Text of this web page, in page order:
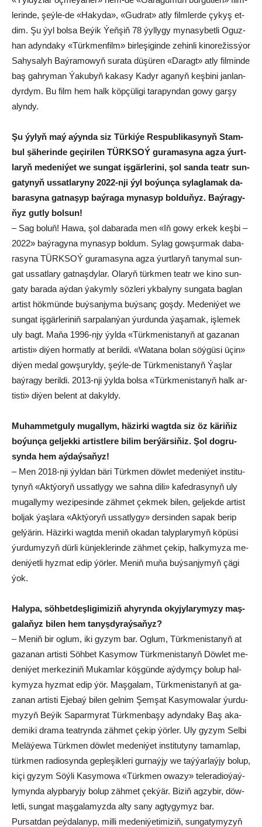
le­rin­de, şeý­le-de «Ha­ky­da», «Gud­rat» at­ly film­ler­de çy­kyş et­
dim. Şu ýyl bol­sa Be­ýik Ýeň­şiň 78 ýyl­ly­gy my­na­sy­bet­li Oguz­
han adyn­da­ky «Türk­men­film» bir­le­şi­gin­de ze­hin­li ki­no­re­žiss­ýor
Sa­hy­sa­lyh Baý­ra­mo­wyň su­ra­ta dü­şü­ren «Da­ragt» at­ly fil­min­de
baş gah­ry­man Ýa­ku­byň ka­ka­sy Ka­dyr aga­nyň keş­bi­ni jan­lan­
dyr­dym. Bu film hem halk köp­çü­li­gi ta­ra­pyn­dan go­wy gar­şy
alyn­dy.
Şu ýy­lyň maý aýyn­da siz Tür­ki­ýe Res­pub­li­ka­sy­nyň Stam­
bul şä­he­rin­de ge­çi­ri­len TÜRK­SOÝ gu­ra­ma­sy­na ag­za ýurt­
la­ryň me­de­ni­ýet we sun­gat iş­gär­le­ri­ni, şol san­da teatr sun­
ga­ty­nyň us­sat­la­ry­ny 2022-nji ýyl bo­ýun­ça sy­lag­la­mak da­
ba­ra­sy­na gat­na­şyp baý­ra­ga my­na­syp bol­du­ňyz. Baý­ra­gy­
ňyz gut­ly bol­sun!
– Sag bo­luň! Ha­wa, şol da­ba­ra­da men «Iň go­wy er­kek keş­bi –
2022» baý­ra­gy­na my­na­syp bol­dum. Sy­lag gow­şur­mak da­ba­
ra­sy­na TÜRK­SOÝ gu­ra­ma­sy­na ag­za ýurt­la­ryň ta­ny­mal sun­
gat us­sat­la­ry gat­naş­dy­lar. Ola­ryň türk­men teatr we ki­no sun­
ga­ty ba­ra­da aý­dan ýa­kym­ly söz­le­ri yk­ba­ly­ny sun­ga­ta bag­lan
ar­tist hök­mün­de buý­san­jy­ma buý­sanç goş­dy. Me­de­ni­ýet we
sun­gat iş­gär­le­ri­niň sar­pa­lan­ýan ýur­dun­da ýa­şa­mak, iş­le­mek
uly bagt. Ma­ňa 1996-njy ýyl­da «Türk­me­nis­ta­nyň at ga­za­nan
ar­tis­ti» di­ýen hor­mat­ly at be­ril­di. «Wa­ta­na bo­lan söý­gü­si üçin»
di­ýen me­dal gow­şu­ryl­dy, şeý­le-de Türk­me­nis­ta­nyň Ýaş­lar
baý­ra­gy be­ril­di. 2013-nji ýyl­da bol­sa «Türk­me­nis­ta­nyň halk ar­
tis­ti» di­ýen be­lent at da­kyl­dy.
Mu­ham­met­gu­ly mu­gal­lym, hä­zir­ki wagt­da siz öz kä­ri­ňiz
bo­ýun­ça gel­jek­ki ar­tist­le­re bi­lim ber­ýär­si­ňiz. Şol dog­ru­
syn­da hem aý­daý­sa­ňyz!
– Men 2018-nji ýyl­dan bä­ri Türk­men döw­let me­de­ni­ýet ins­ti­tu­
ty­nyň «Akt­ýo­ryň us­sat­ly­gy we sah­na di­li» ka­fed­ra­sy­nyň uly
mu­gal­ly­my we­zi­pe­sin­de zäh­met çek­mek bi­len, gel­jek­de ar­tist
bol­jak ýaş­la­ra «Akt­ýo­ryň us­sat­ly­gy» der­sin­den sa­pak be­rip
gel­ýä­rin. Hä­zir­ki wagt­da me­niň oka­dan ta­lyp­la­ry­myň kö­pü­si
ýur­du­my­zyň dür­li kün­jek­le­rin­de zäh­met çe­kip, hal­ky­my­za me­
de­ni­ýet­li hyz­mat edip ýör­ler. Me­niň mu­ňa buý­san­jy­myň çä­gi
ýok.
Ha­ly­pa, söh­bet­deş­li­gi­mi­ziň ahy­ryn­da oky­jy­la­ry­my­zy maş­
ga­la­ňyz bi­len hem ta­nyş­dy­raý­sa­ňyz?
– Me­niň bir og­lum, iki gy­zym bar. Og­lum, Türk­me­nis­ta­nyň at
ga­za­nan ar­tis­ti Söh­bet Ka­sy­mow Türk­me­nis­ta­nyň Döw­let me­
de­ni­ýet mer­ke­zi­niň Mu­kam­lar köş­gün­de aý­dym­çy bo­lup hal­
ky­my­za hyz­mat edip ýör. Maş­ga­lam, Türk­me­nis­ta­nyň at ga­
za­nan ar­tis­ti Eje­baý bi­len gel­nim Şem­şat Ka­sy­mo­wa­lar ýur­du­
my­zyň Be­ýik Sa­par­my­rat Türk­men­ba­şy adyn­da­ky Baş aka­
de­mi­ki dra­ma te­at­ryn­da zäh­met çe­kip ýör­ler. Uly gy­zym Sel­bi
Me­lä­ýe­wa Türk­men döw­let me­de­ni­ýet ins­ti­tu­ty­ny ta­mam­lap,
türk­men ra­dio­syn­da gep­le­şik­le­ri gur­naý­jy we taý­ýar­laý­jy bo­lup,
ki­çi gy­zym Söý­li Ka­sy­mo­wa «Türk­men owa­zy» te­le­ra­dio­ýaý­
ly­myn­da alyp­ba­ry­jy bo­lup zäh­met çek­ýär. Bi­ziň ag­zy­bir, döw­
let­li, sun­gat maş­ga­la­myz­da al­ty sa­ny ag­ty­gy­myz bar.
Pur­sat­dan peý­da­la­nyp, mil­li me­de­ni­ýe­ti­mi­ziň, sun­ga­ty­my­zyň